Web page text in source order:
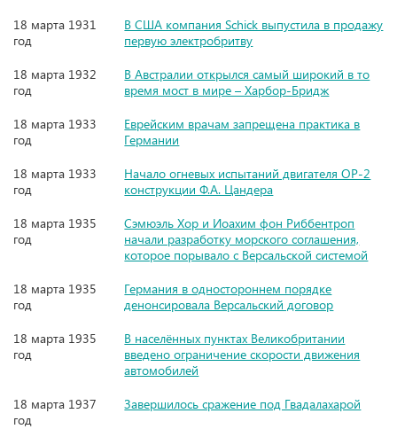
18 марта 1931
год
В США компания Schick выпустила в продажу
первую электробритву
18 марта 1932
год
В Австралии открылся самый широкий в то
время мост в мире – Харбор-Бридж
18 марта 1933
год
Еврейским врачам запрещена практика в
Германии
18 марта 1933
год
Начало огневых испытаний двигателя ОР-2
конструкции Ф.А. Цандера
18 марта 1935
год
Сэмюэль Хор и Иоахим фон Риббентроп
начали разработку морского соглашения,
которое порывало с Версальской системой
18 марта 1935
год
Германия в одностороннем порядке
денонсировала Версальский договор
18 марта 1935
год
В населённых пунктах Великобритании
введено ограничение скорости движения
автомобилей
18 марта 1937
год
Завершилось сражение под Гвадалахарой